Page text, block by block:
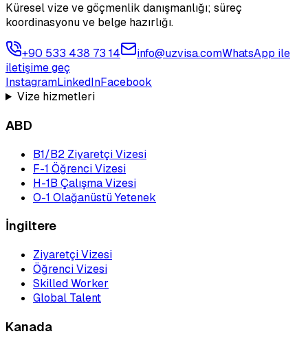
Küresel vize ve göçmenlik danışmanlığı; süreç
koordinasyonu ve belge hazırlığı.
+90 533 438 73 14 info@uzvisa.comWhatsApp ile
iletişime geç
InstagramLinkedInFacebook
Vize hizmetleri
ABD
B1/B2 Ziyaretçi Vizesi
F-1 Öğrenci Vizesi
H-1B Çalışma Vizesi
O-1 Olağanüstü Yetenek
İngiltere
Ziyaretçi Vizesi
Öğrenci Vizesi
Skilled Worker
Global Talent
Kanada